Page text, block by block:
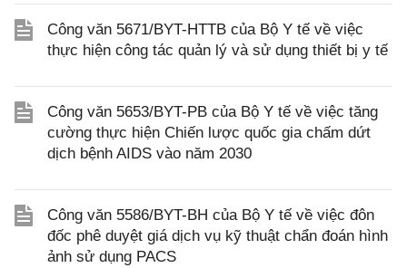
Công văn 5671/BYT-HTTB của Bộ Y tế về việc
thực hiện công tác quản lý và sử dụng thiết bị y tế
Công văn 5653/BYT-PB của Bộ Y tế về việc tăng
cường thực hiện Chiến lược quốc gia chấm dứt
dịch bệnh AIDS vào năm 2030
Công văn 5586/BYT-BH của Bộ Y tế về việc đôn
đốc phê duyệt giá dịch vụ kỹ thuật chẩn đoán hình
ảnh sử dụng PACS